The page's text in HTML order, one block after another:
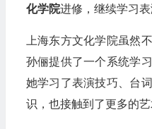
化学院进修，继续学习表
上海东方文化学院虽然
孙俪提供了一个系统学
她学习了表演技巧、台
识，也接触到了更多的艺